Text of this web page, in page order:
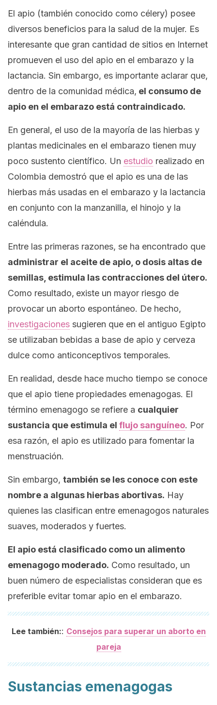
El apio (también conocido como célery) posee
diversos beneficios para la salud de la mujer. Es
interesante que gran cantidad de sitios en Internet
promueven el uso del apio en el embarazo y la
lactancia. Sin embargo, es importante aclarar que,
dentro de la comunidad médica, el consumo de
apio en el embarazo está contraindicado.
En general, el uso de la mayoría de las hierbas y
plantas medicinales en el embarazo tienen muy
poco sustento científico. Un estudio realizado en
Colombia demostró que el apio es una de las
hierbas más usadas en el embarazo y la lactancia
en conjunto con la manzanilla, el hinojo y la
caléndula.
Entre las primeras razones, se ha encontrado que
administrar el aceite de apio, o dosis altas de
semillas, estimula las contracciones del útero.
Como resultado, existe un mayor riesgo de
provocar un aborto espontáneo. De hecho,
investigaciones sugieren que en el antiguo Egipto
se utilizaban bebidas a base de apio y cerveza
dulce como anticonceptivos temporales.
En realidad, desde hace mucho tiempo se conoce
que el apio tiene propiedades emenagogas. El
término emenagogo se refiere a cualquier
sustancia que estimula el flujo sanguíneo. Por
esa razón, el apio es utilizado para fomentar la
menstruación.
Sin embargo, también se les conoce con este
nombre a algunas hierbas abortivas. Hay
quienes las clasifican entre emenagogos naturales
suaves, moderados y fuertes.
El apio está clasificado como un alimento
emenagogo moderado. Como resultado, un
buen número de especialistas consideran que es
preferible evitar tomar apio en el embarazo.
Lee también:: Consejos para superar un aborto en
pareja
Sustancias emenagogas